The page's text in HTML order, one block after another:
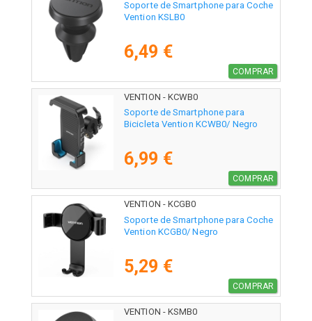
Soporte de Smartphone para Coche
Vention KSLB0
6,49 €
COMPRAR
VENTION - KCWB0
Soporte de Smartphone para
Bicicleta Vention KCWB0/ Negro
6,99 €
COMPRAR
VENTION - KCGB0
Soporte de Smartphone para Coche
Vention KCGB0/ Negro
5,29 €
COMPRAR
VENTION - KSMB0